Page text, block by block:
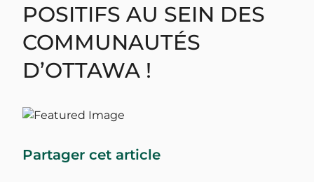
POSITIFS AU SEIN DES
COMMUNAUTÉS
D’OTTAWA !
Partager cet article